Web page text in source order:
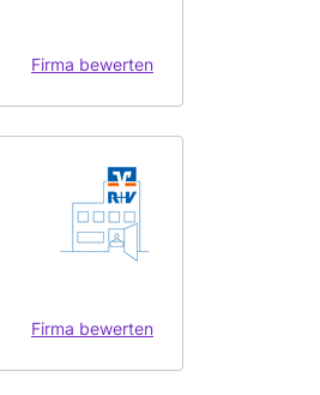
Firma bewerten
Firma bewerten